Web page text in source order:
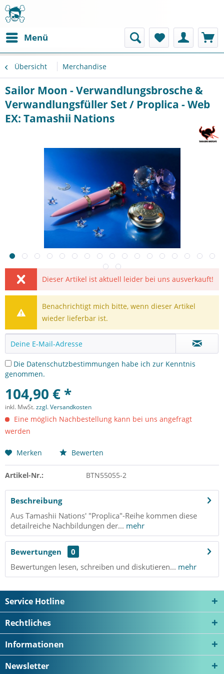
Menü
Übersicht Merchandise
Sailor Moon - Verwandlungsbrosche &
Verwandlungsfüller Set / Proplica - Web
EX: Tamashii Nations
Dieser Artikel ist aktuell leider bei uns ausverkauft!
Benachrichtigt mich bitte, wenn dieser Artikel
wieder lieferbar ist.
Die Datenschutzbestimmungen habe ich zur Kenntnis
genommen.
104,90 € *
inkl. MwSt.zzgl. Versandkosten
Eine möglich Nachbestellung kann bei uns angefragt
werden
Merken Bewerten
Artikel-Nr.: BTN55055-2
Beschreibung
Aus Tamashii Nations' "Proplica"-Reihe kommen diese
detailreiche Nachbildungen der... mehr
Bewertungen
0
Bewertungen lesen, schreiben und diskutieren... mehr
Service Hotline
Rechtliches
Informationen
Newsletter